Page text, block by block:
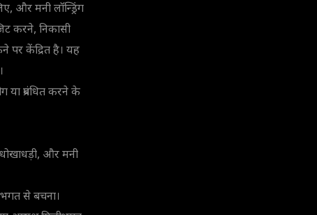
और मनी लॉन्ड्रिंग
करने, निकासी
पर केंद्रित है। यह
या प्रबंधित करने के
धोखाधड़ी, और मनी
से बचना।